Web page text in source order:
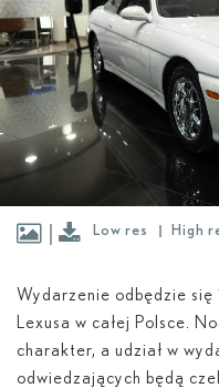
Low res High
Wydarzenie odbędzie się
Lexusa w całej Polsce.
charakter, a udział w
odwiedzających będą